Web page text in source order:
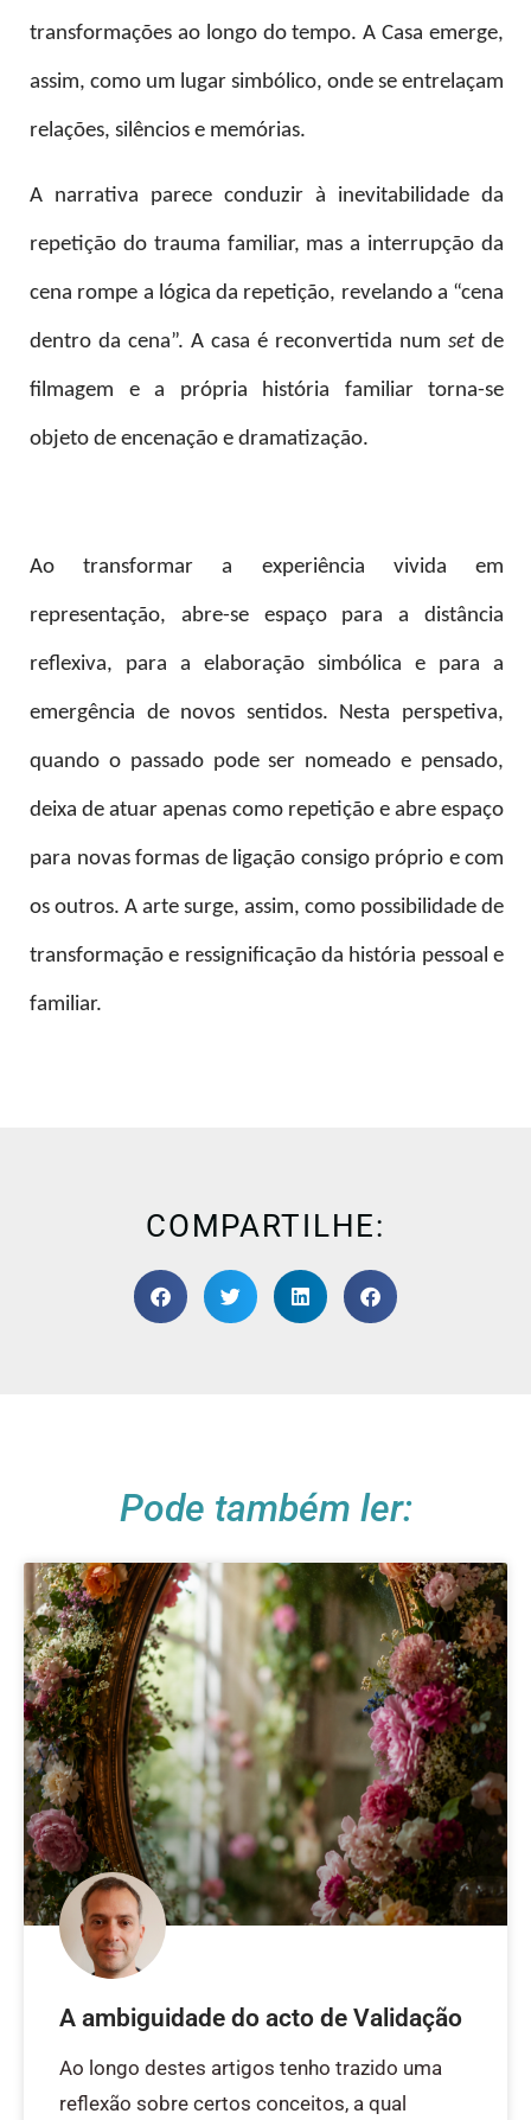
transformações ao longo do tempo. A Casa emerge,
assim, como um lugar simbólico, onde se entrelaçam
relações, silêncios e memórias.
A narrativa parece conduzir à inevitabilidade da
repetição do trauma familiar, mas a interrupção da
cena rompe a lógica da repetição, revelando a “cena
dentro da cena”. A casa é reconvertida num setde
filmagem e a própria história familiar torna-se
objeto de encenação e dramatização.
Ao transformar a experiência vivida em
representação, abre-se espaço para a distância
reflexiva, para a elaboração simbólica e para a
emergência de novos sentidos. Nesta perspetiva,
quando o passado pode ser nomeado e pensado,
deixa de atuar apenas como repetição e abre espaço
para novas formas de ligação consigo próprio e com
os outros. A arte surge, assim, como possibilidade de
transformação e ressignificação da história pessoal e
familiar.
COMPARTILHE:
Pode também ler:
A ambiguidade do acto de Validação
Ao longo destes artigos tenho trazido uma
reflexão sobre certos conceitos, a qual